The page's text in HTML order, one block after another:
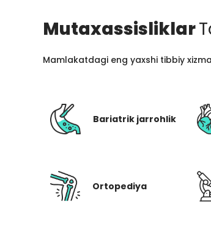
Mutaxassisliklar
Mamlakatdagi eng yaxshi tibbiy
Bariatrik jarrohlik
Ortopediya